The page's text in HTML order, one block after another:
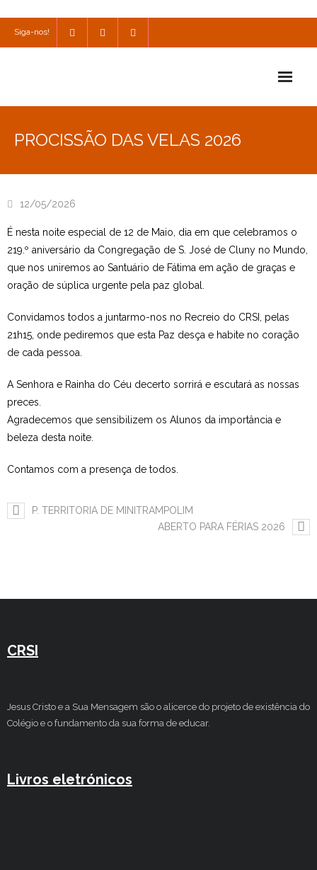
Siga-nos!
Consulta
Estudar no CRSI
PROCISSÃO DAS VELAS 2026
12/05/2026
É nesta noite especial de 12 de Maio, dia em que celebramos o
219.º aniversário da Congregação de S. José de Cluny no Mundo,
que nos uniremos ao Santuário de Fátima em ação de graças e
oração de súplica urgente pela paz global.
Convidamos todos a juntarmo-nos no Recreio do CRSI, pelas
21h15, onde pediremos que esta Paz desça e habite no coração
de cada pessoa.
A Senhora e Rainha do Céu decerto sorrirá e escutará as nossas
preces.
Agradecemos que sensibilizem os Alunos da importância e
beleza desta noite.
Contamos com a presença de todos.
P. TERRITORIA DE MINITRAMPOLIM
ABERTO PARA FÉRIAS 2026
CRSI
Jesus Cristo e a Sua Mensagem são o alicerce do projeto de existência do
Colégio e o fundamento da sua forma de educar.
Livros eletrónicos